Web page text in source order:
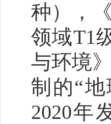
种），
领域T1
与环境
制的“
2020年